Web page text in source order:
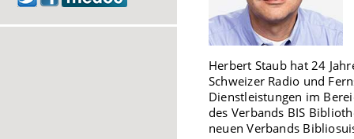
Herbert Staub hat 24
Schweizer Radio und
Dienstleistungen im
des Verbands BIS
neuen Verbands